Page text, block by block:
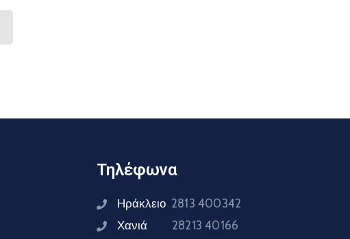
Τηλέφωνα
Ηράκλειο 2813 400342
Χανιά 28213 40166